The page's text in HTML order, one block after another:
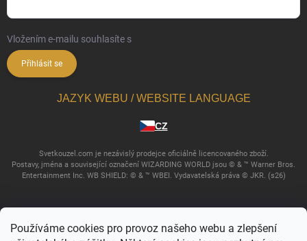
Používáme cookies pro provoz našeho webu a zlepšení
Vložením e-mailu souhlasíte s
Přihlásit se
JAZYK WEBU / WEBSITE LANGUAGE
CZ
Svetkouzel.com je nezávislý prodejce oficiálně licencovaného zboží.
Postavy, jména a související označení WIZARDING WORLD jsou © & ™ Warner Bros.
Entertainment Inc. WB SHIELD: © & ™ WBEI. Vydavatelská práva © JKR. (s26)